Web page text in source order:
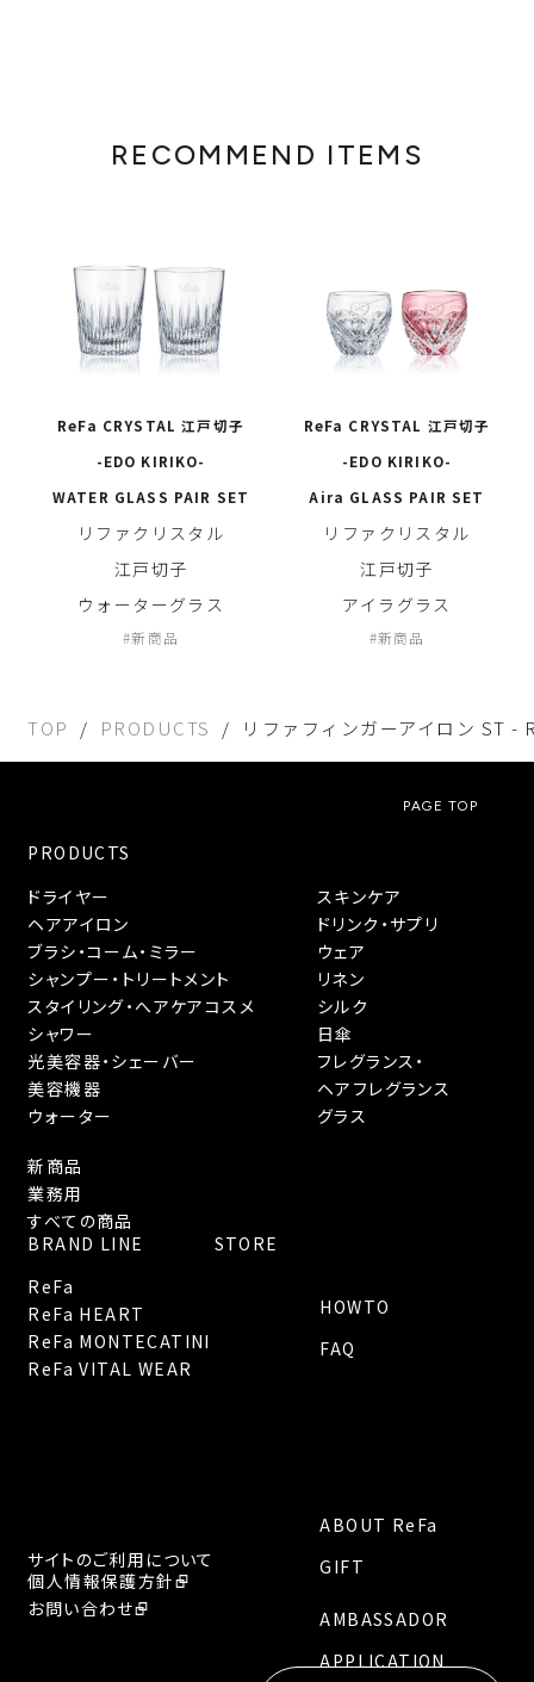
RECOMMEND ITEMS
ReFa CRYSTAL 江戸切子
-EDO KIRIKO-
WATER GLASS PAIR SET
リファクリスタル
江戸切子
ウォーターグラス
新商品
ReFa CRYSTAL 江戸切子
-EDO KIRIKO-
Aira GLASS PAIR SET
リファクリスタル
江戸切子
アイラグラス
新商品
TOP PRODUCTS リファフィンガーアイロン ST -
PAGE TOP
PRODUCTS
ドライヤー
ヘアアイロン
ブラシ・コーム・ミラー
シャンプー・トリートメント
スタイリング・へアケアコスメ
シャワー
光美容器・シェーバー
美容機器
スキンケア
ドリンク・サプリ
ウェア
リネン
シルク
日傘
フレグランス・
ヘアフレグランス
ウォーター
グラス
新商品
業務用
すべての商品
HOWTO
FAQ
BRAND LINE
ReFa
ReFa HEART
ReFa MONTECATINI
ReFa VITAL WEAR
STORE
ABOUT ReFa
GIFT
AMBASSADOR
APPLICATION
サイトのご利用について
個人情報保護方針
お問い合わせ